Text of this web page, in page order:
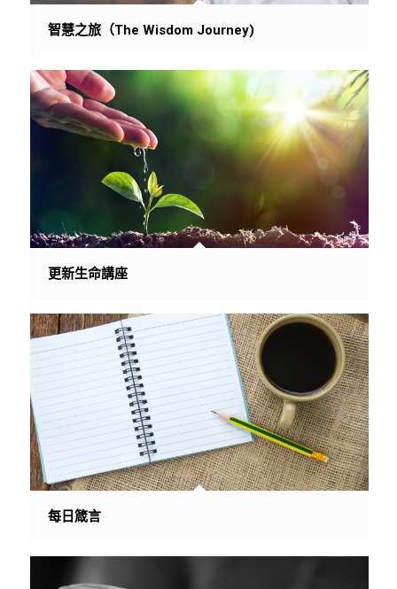
智慧之旅（The Wisdom Journey)
更新生命講座
每日箴言